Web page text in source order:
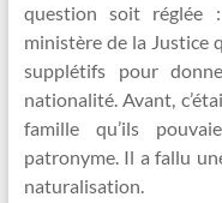
question soit réglée
ministère de la Justice
supplétifs pour
nationalité. Avant,
famille qu’ils
patronyme. Il a fallu
naturalisation.